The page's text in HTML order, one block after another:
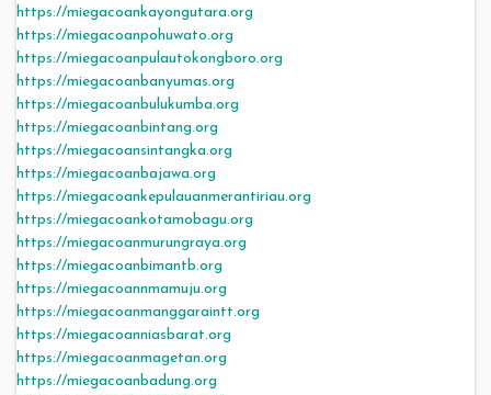
https://miegacoankayongutara.org
https://miegacoanpohuwato.org
https://miegacoanpulautokongboro.org
https://miegacoanbanyumas.org
https://miegacoanbulukumba.org
https://miegacoanbintang.org
https://miegacoansintangka.org
https://miegacoanbajawa.org
https://miegacoankepulauanmerantiriau.org
https://miegacoankotamobagu.org
https://miegacoanmurungraya.org
https://miegacoanbimantb.org
https://miegacoannmamuju.org
https://miegacoanmanggaraintt.org
https://miegacoanniasbarat.org
https://miegacoanmagetan.org
https://miegacoanbadung.org